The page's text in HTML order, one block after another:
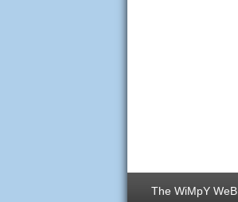
The WiMpY WeB